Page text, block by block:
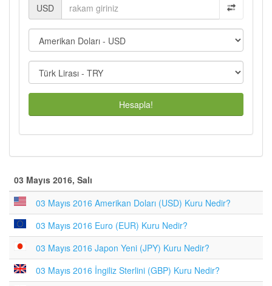
USD
Hesapla!
03 Mayıs 2016, Salı
03 Mayıs 2016 Amerikan Doları (USD) Kuru Nedir?
03 Mayıs 2016 Euro (EUR) Kuru Nedir?
03 Mayıs 2016 Japon Yeni (JPY) Kuru Nedir?
03 Mayıs 2016 İngiliz Sterlini (GBP) Kuru Nedir?